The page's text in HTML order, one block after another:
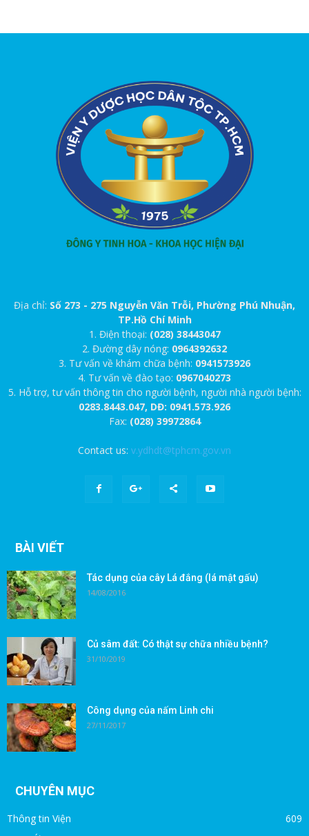
Địa chỉ: Số 273 - 275 Nguyễn Văn Trỗi, Phường Phú Nhuận,
TP.Hồ Chí Minh
1. Điện thoại: (028) 38443047
2. Đường dây nóng: 0964392632
3. Tư vấn về khám chữa bệnh: 0941573926
4. Tư vấn về đào tạo: 0967040273
5. Hỗ trợ, tư vấn thông tin cho người bệnh, người nhà người bệnh:
0283.8443.047, DĐ: 0941.573.926
Fax: (028) 39972864
Contact us: v.ydhdt@tphcm.gov.vn
BÀI VIẾT
Tác dụng của cây Lá đắng (lá mật gấu)
14/08/2016
Củ sâm đất: Có thật sự chữa nhiều bệnh?
31/10/2019
Công dụng của nấm Linh chi
27/11/2017
CHUYÊN MỤC
Thông tin Viện
609